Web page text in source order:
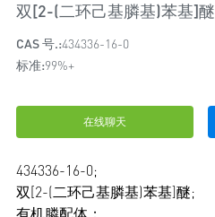
双[2-(二环己基膦基)苯基]醚
CAS 号.:434336-16-0
标准:99%+
在线聊天
434336-16-0;
双[2-(二环己基膦基)苯基]醚;
有机膦配体；